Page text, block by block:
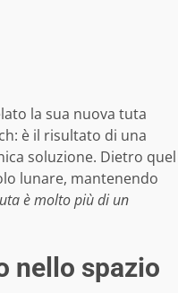
la sua nuova tuta
è il risultato di una
soluzione. Dietro quel
lunare, mantenendo
è molto più di un
nello spazio